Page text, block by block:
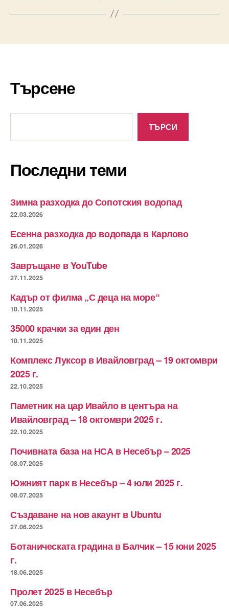
Търсене
ТЪРСИ
Последни теми
Зимна разходка до Сопотския водопад
22.03.2026
Есенна разходка до водопада в Карлово
26.01.2026
Завръщане в YouTube
27.11.2025
Кадър от филма „С деца на море“
10.11.2025
35000 крачки за един ден
10.11.2025
Комплекс Луксор в Ивайловград – 19 октомври
2025 г.
22.10.2025
Паметник на цар Ивайло в центъра на
Ивайловград – 18 октомври 2025 г.
22.10.2025
Почивната база на НСА в Несебър – 2025
08.07.2025
Южният парк в Несебър – 4 юли 2025 г.
08.07.2025
Създаване на нов акаунт в Ubuntu
27.06.2025
Ботаническата градина в Балчик – 15 юни 2025
г.
18.06.2025
Пролет 2025 в Несебър
07.06.2025